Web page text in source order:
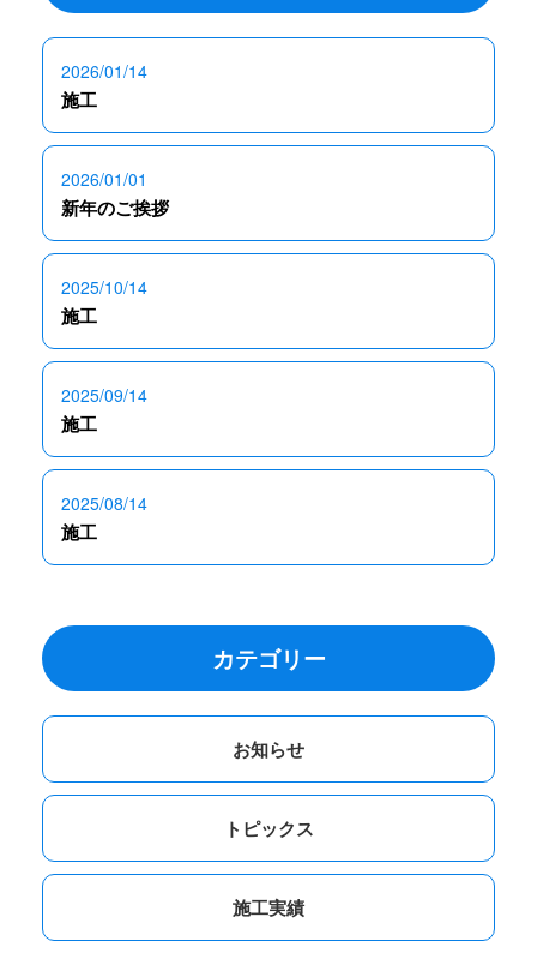
2026/01/14
施工
2026/01/01
新年のご挨拶
2025/10/14
施工
2025/09/14
施工
2025/08/14
施工
カテゴリー
お知らせ
トピックス
施工実績